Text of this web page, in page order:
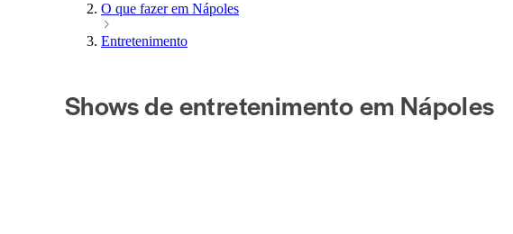
O que fazer em Nápoles
Entretenimento
Shows de entretenimento em Nápoles